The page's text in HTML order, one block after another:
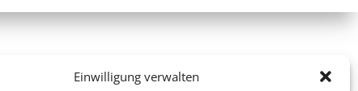
Einwilligung verwalten